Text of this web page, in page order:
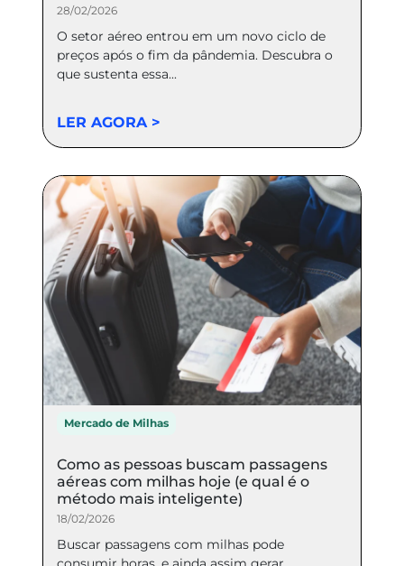
28/02/2026
O setor aéreo entrou em um novo ciclo de
preços após o fim da pândemia. Descubra o
que sustenta essa...
LER AGORA >
Mercado de Milhas
Como as pessoas buscam passagens
aéreas com milhas hoje (e qual é o
método mais inteligente)
18/02/2026
Buscar passagens com milhas pode